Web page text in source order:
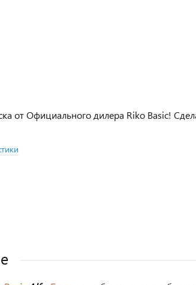
от Официального дилера Riko Basic!